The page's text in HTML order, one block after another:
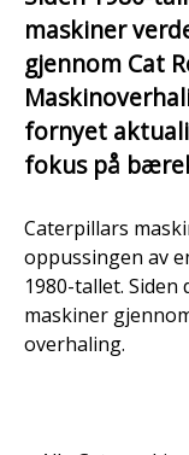
maskiner
gjennom Cat
fornyet
fokus på
Caterpillars
oppussingen av
1980-tallet. Siden
maskiner
overhaling.